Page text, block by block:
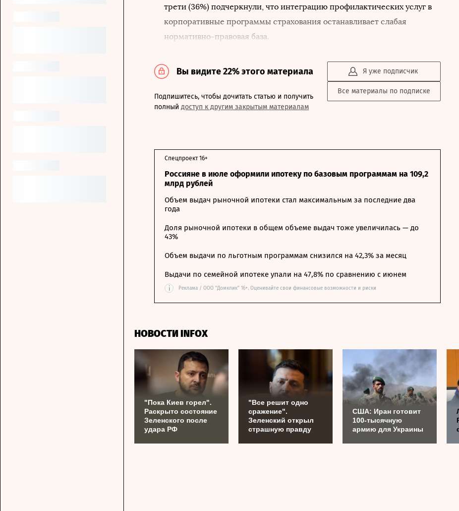
трети (36%) подчеркнули, что интеграцию профилактических услуг в
корпоративные программы страхования останавливает слабая
нормативно-правовая база.
Вы видите 22% этого материала
Подпишитесь, чтобы дочитать статью и получить
полный доступ к другим закрытым материалам
Я уже подписчик
Все материалы по подписке
Россияне в июле оформили ипотеку по базовым программам на 109,2
млрд рублей
Спецпроект 16+
Объем выдач рыночной ипотеки стал максимальным за последние два
года
Доля рыночной ипотеки в общем объеме выдач тоже увеличилась — до
43%
Объем выдачи по льготным программам снизился на 42,3% за месяц
Выдачи по семейной ипотеке упали на 47,8% по сравнению с июнем
i Реклама / ООО "Домклик" 16+. Оценивайте свои финансовые возможности и риски
НОВОСТИ INFOX
"Пока Киев горел".
Раскрыто состояние
Зеленского после
удара РФ
"Все решит одно
сражение".
Зеленский открыл
страшную правду
США: Иран готовит
100-тысячную
армию для Украины